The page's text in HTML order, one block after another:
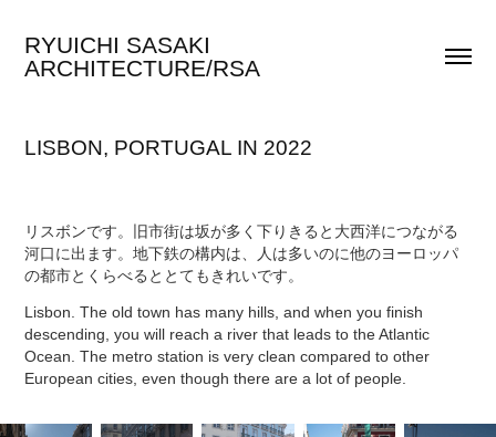
RYUICHI SASAKI
ARCHITECTURE/RSA
LISBON, PORTUGAL IN 2022
リスボンです。旧市街は坂が多く下りきると大西洋につながる
河口に出ます。地下鉄の構内は、人は多いのに他のヨーロッパ
の都市とくらべるととてもきれいです。
Lisbon. The old town has many hills, and when you finish
descending, you will reach a river that leads to the Atlantic
Ocean. The metro station is very clean compared to other
European cities, even though there are a lot of people.